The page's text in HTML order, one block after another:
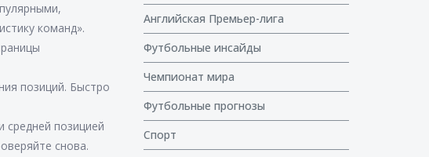
команд».
позиций. Быстро
средней позицией
снова.
Английская Премьер-лига
Футбольные инсайды
Чемпионат мира
Футбольные прогнозы
Спорт